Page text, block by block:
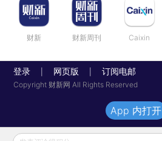
财新 财新周刊 Caixin
登录 网页版 订阅电邮
Copyright 财新网 All Rights Reserved
App 内打开